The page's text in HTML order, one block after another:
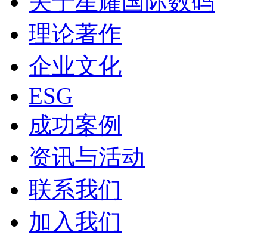
理论著作
企业文化
ESG
成功案例
资讯与活动
联系我们
加入我们